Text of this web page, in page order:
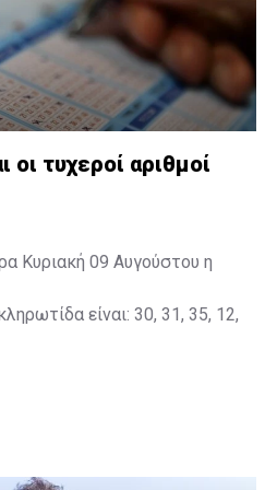
οι τυχεροί αριθμοί
Κυριακή 09 Αυγούστου η
είναι: 30, 31, 35, 12,